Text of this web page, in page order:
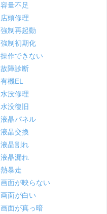
容量不足
店頭修理
強制再起動
強制初期化
操作できない
故障診断
有機EL
水没修理
水没復旧
液晶パネル
液晶交換
液晶割れ
液晶漏れ
熱暴走
画面が映らない
画面が白い
画面が真っ暗